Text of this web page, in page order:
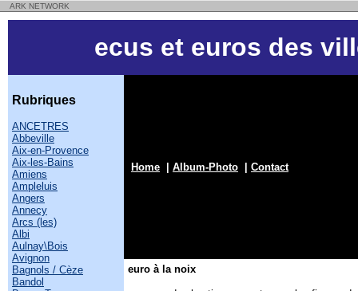
ARK NETWORK
ecus et euros des
Rubriques
ANCETRES
Abbeville
Aix-en-Provence
Aix-les-Bains
Amiens
Ampleluis
Angers
Annecy
Arcs (les)
Albi
Aulnay\Bois
Avignon
Bagnols / Cèze
Bandol
Home Album-Photo Contact
euro à la noix